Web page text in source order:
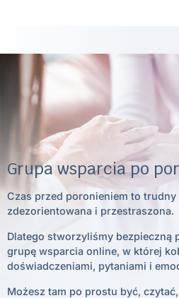
Grupa wsparcia po
Czas przed poronieniem to
zdezorientowana i przestraszona.
Dlatego stworzyliśmy bezpieczną
grupę wsparcia online, w której
doświadczeniami, pytaniami i
Możesz tam po prostu być,